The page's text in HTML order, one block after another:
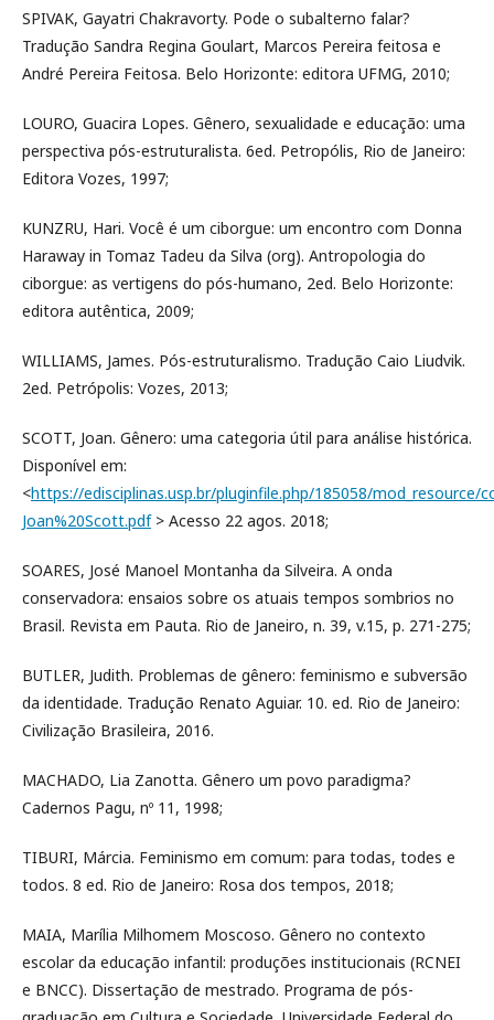
SPIVAK, Gayatri Chakravorty. Pode o subalterno falar?
Tradução Sandra Regina Goulart, Marcos Pereira feitosa e
André Pereira Feitosa. Belo Horizonte: editora UFMG, 2010;
LOURO, Guacira Lopes. Gênero, sexualidade e educação: uma
perspectiva pós-estruturalista. 6ed. Petropólis, Rio de Janeiro:
Editora Vozes, 1997;
KUNZRU, Hari. Você é um ciborgue: um encontro com Donna
Haraway in Tomaz Tadeu da Silva (org). Antropologia do
ciborgue: as vertigens do pós-humano, 2ed. Belo Horizonte:
editora autêntica, 2009;
WILLIAMS, James. Pós-estruturalismo. Tradução Caio Liudvik.
2ed. Petrópolis: Vozes, 2013;
SCOTT, Joan. Gênero: uma categoria útil para análise histórica.
Disponível em:
<https://edisciplinas.usp.br/pluginfile.php/185058/mod_resource/
Joan%20Scott.pdf> Acesso 22 agos. 2018;
SOARES, José Manoel Montanha da Silveira. A onda
conservadora: ensaios sobre os atuais tempos sombrios no
Brasil. Revista em Pauta. Rio de Janeiro, n. 39, v.15, p. 271-275;
BUTLER, Judith. Problemas de gênero: feminismo e subversão
da identidade. Tradução Renato Aguiar. 10. ed. Rio de Janeiro:
Civilização Brasileira, 2016.
MACHADO, Lia Zanotta. Gênero um povo paradigma?
Cadernos Pagu, nº 11, 1998;
TIBURI, Márcia. Feminismo em comum: para todas, todes e
todos. 8 ed. Rio de Janeiro: Rosa dos tempos, 2018;
MAIA, Marília Milhomem Moscoso. Gênero no contexto
escolar da educação infantil: produções institucionais (RCNEI
e BNCC). Dissertação de mestrado. Programa de pós-